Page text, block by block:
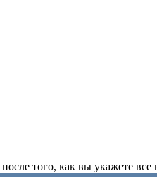
того, как вы укажете